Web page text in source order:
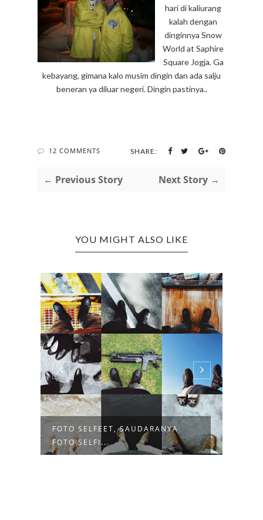
hari di kaliurang
kalah dengan
dinginnya Snow
World at Saphire
Square Jogja. Ga
kebayang, gimana kalo musim dingin dan ada salju
beneran ya diluar negeri. Dingin pastinya..
12 COMMENTS SHARE:
← Previous Story Next Story →
YOU MIGHT ALSO LIKE
FOTO SELFEET, SAUDARANYA
FOTO SELFI...